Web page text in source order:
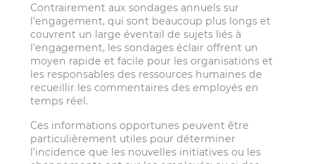
Contrairement aux sondages annuels sur
l’engagement, qui sont beaucoup plus longs et
couvrent un large éventail de sujets liés à
l’engagement, les sondages éclair offrent un
moyen rapide et facile pour les organisations et
les responsables des ressources humaines de
recueillir les commentaires des employés en
temps réel.
Ces informations opportunes peuvent être
particulièrement utiles pour déterminer
l’incidence que les nouvelles initiatives ou les